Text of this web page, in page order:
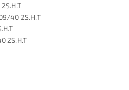
40 2S.H.T
2S.H.T